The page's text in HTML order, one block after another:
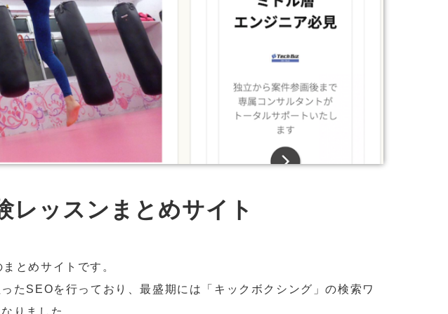
ッスンまとめサイト
とめサイトです。
たSEOを行っており、最盛期には「キックボクシング」の検索ワ
りました。